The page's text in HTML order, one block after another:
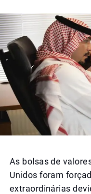
As bolsas de
Unidos foram
extraordinárias